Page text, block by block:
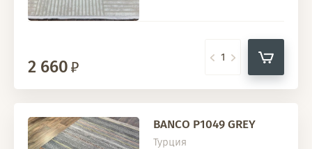
2 660
BANCO P1049 GREY
Турция